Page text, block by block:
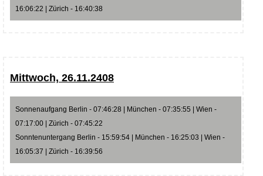
16:06:22 | Zürich - 16:40:38
Mittwoch, 26.11.2408
Sonnenaufgang Berlin - 07:46:28 | München - 07:35:55 | Wien -
07:17:00 | Zürich - 07:45:22
Sonntenuntergang Berlin - 15:59:54 | München - 16:25:03 | Wien -
16:05:37 | Zürich - 16:39:56